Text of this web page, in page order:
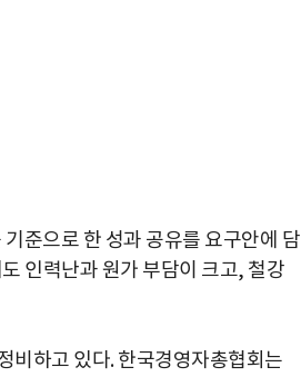
준으로 한 성과 공유를 요구안에 담
인력난과 원가 부담이 크고, 철강
비하고 있다. 한국경영자총협회는